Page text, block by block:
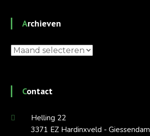
Archieven
Archieven
Contact
Helling 22
3371 EZ Hardinxveld - Giessendam